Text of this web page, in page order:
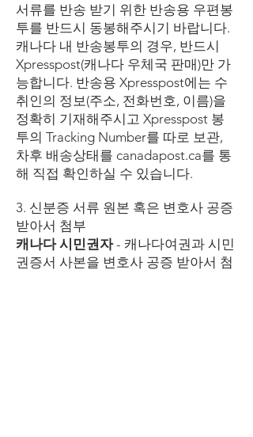
서류를 반송 받기 위한 반송용 우편봉
투를 반드시 동봉해주시기 바랍니다.
캐나다 내 반송봉투의 경우, 반드시
Xpresspost(캐나다 우체국 판매)만 가
능합니다. 반송용 Xpresspost에는 수
취인의 정보(주소, 전화번호, 이름)을
정확히 기재해주시고 Xpresspost 봉
투의 Tracking Number를 따로 보관,
차후 배송상태를 canadapost.ca를 통
해 직접 확인하실 수 있습니다.
3. 신분증 서류 원본 혹은 변호사 공증
받아서 첨부
캐나다 시민권자- 캐나다여권과 시민
권증서 사본을 변호사 공증 받아서 첨